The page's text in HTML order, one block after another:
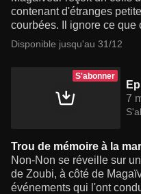
contenant d'étranges
courbées. Il ignore ce que
Disponible jusqu'au 31/12
S'abonner
7
Trou de mémoire à la
Non-Non se réveille sur
de Zoubi, à côté de
événements qui l'ont